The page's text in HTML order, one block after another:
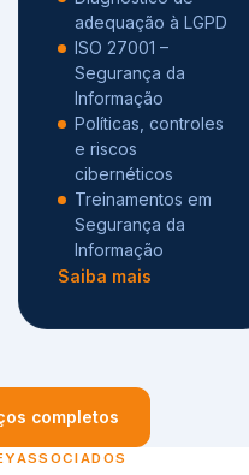
adequação à LGPD
ISO 27001 –
Segurança da
Informação
Políticas, controles
e riscos
cibernéticos
Treinamentos em
Segurança da
Informação
Saiba mais
completos